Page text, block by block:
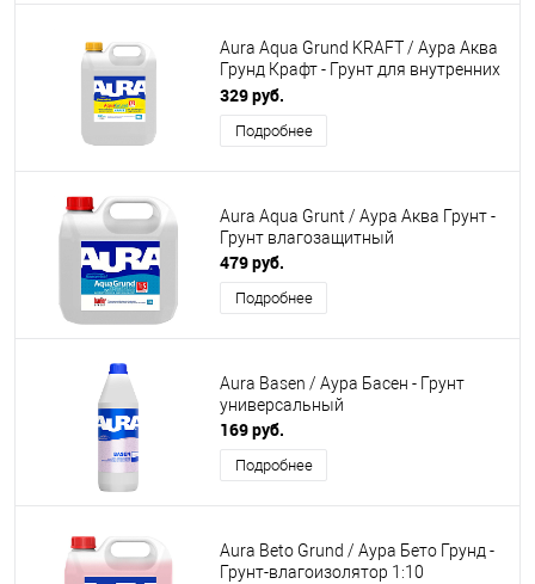
Aura Aqua Grund KRAFT / Аура Аква
Грунд Крафт - Грунт для внутренних
и наружных работ
329 руб.
Подробнее
Aura Aqua Grunt / Аура Аква Грунт -
Грунт влагозащитный
479 руб.
Подробнее
Aura Basen / Аура Басен - Грунт
универсальный
169 руб.
Подробнее
Aura Beto Grund / Аура Бето Грунд -
Грунт-влагоизолятор 1:10